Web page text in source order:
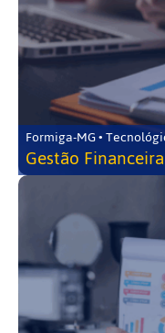
Formiga-MG •
Gestão